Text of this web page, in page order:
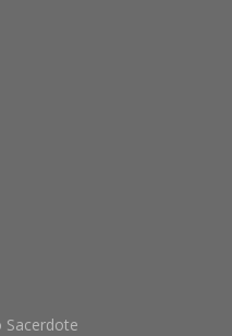
Sacerdote